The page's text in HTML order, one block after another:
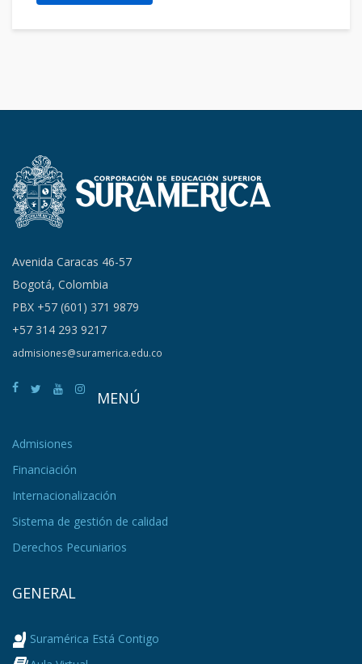
Avenida Caracas 46-57
Bogotá, Colombia
PBX +57 (601) 371 9879
+57 314 293 9217
admisiones@suramerica.edu.co
MENÚ
Admisiones
Financiación
Internacionalización
Sistema de gestión de calidad
Derechos Pecuniarios
GENERAL
Suramérica Está Contigo